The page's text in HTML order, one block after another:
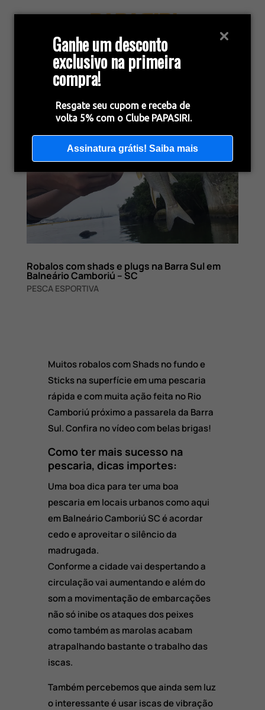
Ganhe um desconto
exclusivo na primeira
compra!
Resgate seu cupom e receba de
volta 5% com o Clube PAPASIRI.
Assinatura grátis! Saiba mais
Robalos com shads e plugs na Barra Sul em
Balneário Camboriú – SC
PESCA ESPORTIVA
Muitos robalos com Shads no fundo e
Sticks na superfície em uma pescaria
rápida e com muita ação feita no Rio
Camboriú próximo a passarela da Barra
Sul. Confira no vídeo com belas brigas!
Como ter mais sucesso na
pescaria, dicas importes:
Uma boa dica para ter uma boa
pescaria em locais urbanos como aqui
em Balneário Camboriú SC é acordar
cedo e aproveitar o silêncio da
madrugada.
Conforme a cidade vai despertando a
circulação vai aumentando e além do
som a movimentação de embarcações
não só inibe os ataques dos peixes
como também as marolas acabam
atrapalhando bastante o trabalho das
iscas.
Também percebemos que ainda sem luz
o interessante é usar iscas de vibração